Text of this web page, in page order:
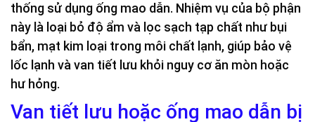
thống sử dụng ống mao dẫn. Nhiệm vụ của bộ phận
này là loại bỏ độ ẩm và lọc sạch tạp chất như bụi
bẩn, mạt kim loại trong môi chất lạnh, giúp bảo vệ
lốc lạnh và van tiết lưu khỏi nguy cơ ăn mòn hoặc
hư hỏng.
Van tiết lưu hoặc ống mao dẫn bị